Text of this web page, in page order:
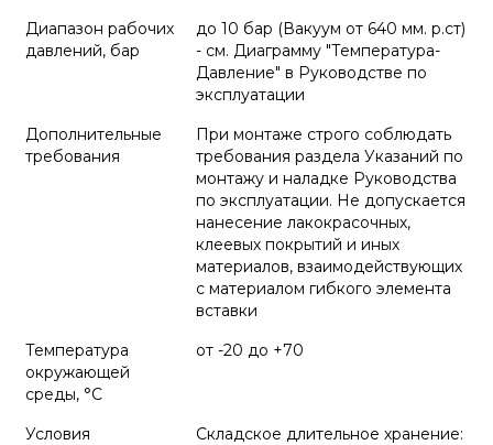
Диапазон рабочих
давлений, бар
до 10 бар (Вакуум от 640 мм. р.ст)
- см. Диаграмму "Температура-
Давление" в Руководстве по
эксплуатации
Дополнительные
требования
При монтаже строго соблюдать
требования раздела Указаний по
монтажу и наладке Руководства
по эксплуатации. Не допускается
нанесение лакокрасочных,
клеевых покрытий и иных
материалов, взаимодействующих
с материалом гибкого элемента
вставки
Температура
окружающей
среды, °С
от -20 до +70
Условия
Складское длительное хранение: